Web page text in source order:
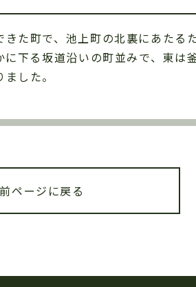
た町で、池上町の北裏にあたる
下る坂道沿いの町並みで、東は
した。
前ページに戻る